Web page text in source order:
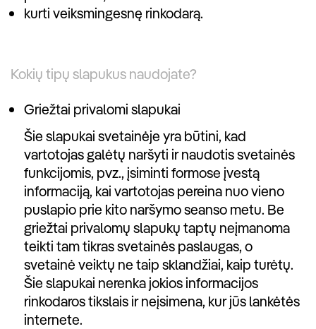
kurti veiksmingesnę rinkodarą.
Kokių tipų slapukus naudojate?
Griežtai privalomi slapukai
Šie slapukai svetainėje yra būtini, kad
vartotojas galėtų naršyti ir naudotis svetainės
funkcijomis, pvz., įsiminti formose įvestą
informaciją, kai vartotojas pereina nuo vieno
puslapio prie kito naršymo seanso metu. Be
griežtai privalomų slapukų taptų neįmanoma
teikti tam tikras svetainės paslaugas, o
svetainė veiktų ne taip sklandžiai, kaip turėtų.
Šie slapukai nerenka jokios informacijos
rinkodaros tikslais ir neįsimena, kur jūs lankėtės
internete.